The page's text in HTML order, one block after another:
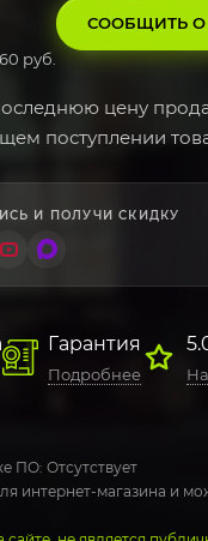
руб.
СООБЩИТЬ О
цену
поступлении
И ПОЛУЧИ СКИДКУ
Гарантия
Подробнее
ПО: Отсутствует
интернет-магазина и